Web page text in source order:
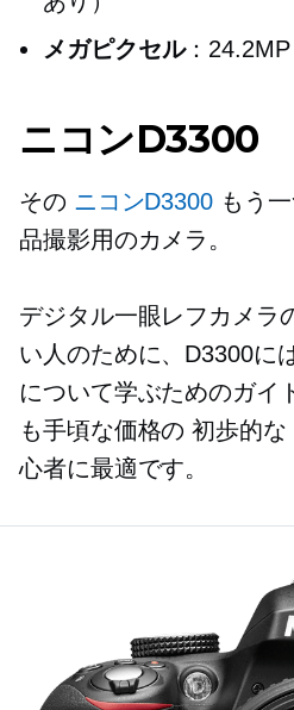
メガピクセル：24.2MP
ニコンD3300
その ニコンD3300もう一
品撮影用のカメラ。
デジタル一眼レフカメラ
い人のために、D3300に
について学ぶためのガイ
も手頃な価格の初歩的な
心者に最適です。